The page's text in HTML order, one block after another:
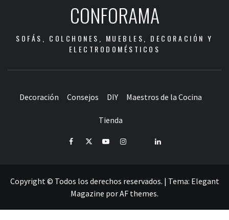
CONFORAMA
SOFÁS, COLCHONES, MUEBLES, DECORACIÓN Y
ELECTRODOMÉSTICOS
Decoración Consejos DIY Maestros de la Cocina
Tienda
FacebookTwitterYoutubeInstagramPinterestLinkedIn
Copyright © Todos los derechos reservados. | Tema: Elegant
Magazine porAF themes.